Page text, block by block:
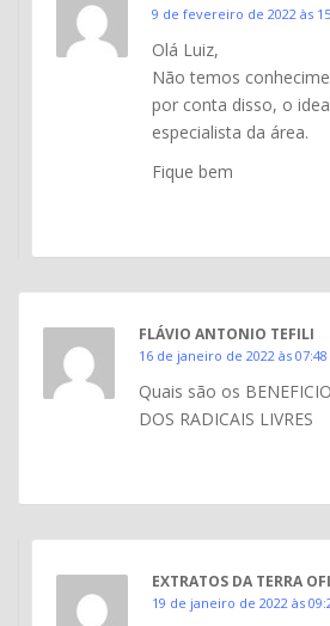
9 de fevereiro de 2022 às
Olá Luiz,
Não temos
por conta disso, o
especialista da área.
Fique bem
FLÁVIO ANTONIO TEFILI
16 de janeiro de 2022 às 07:48
Quais são os
DOS RADICAIS LIVRES
EXTRATOS DA TERRA
19 de janeiro de 2022 às